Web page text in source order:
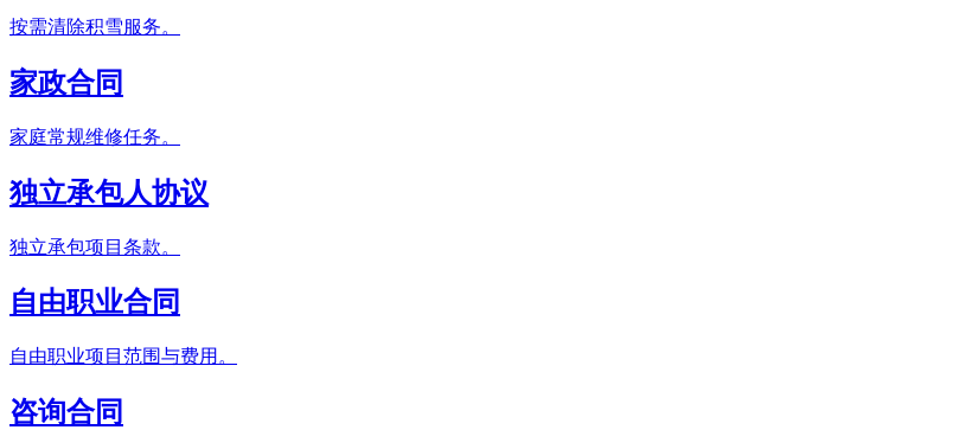
按需清除积雪服务。
家政合同
家庭常规维修任务。
独立承包人协议
独立承包项目条款。
自由职业合同
自由职业项目范围与费用。
咨询合同